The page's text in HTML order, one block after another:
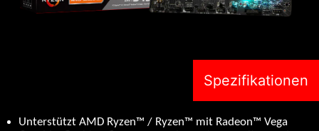
Spezifikationen
Unterstützt AMD Ryzen™ / Ryzen™ mit Radeon™ Vega